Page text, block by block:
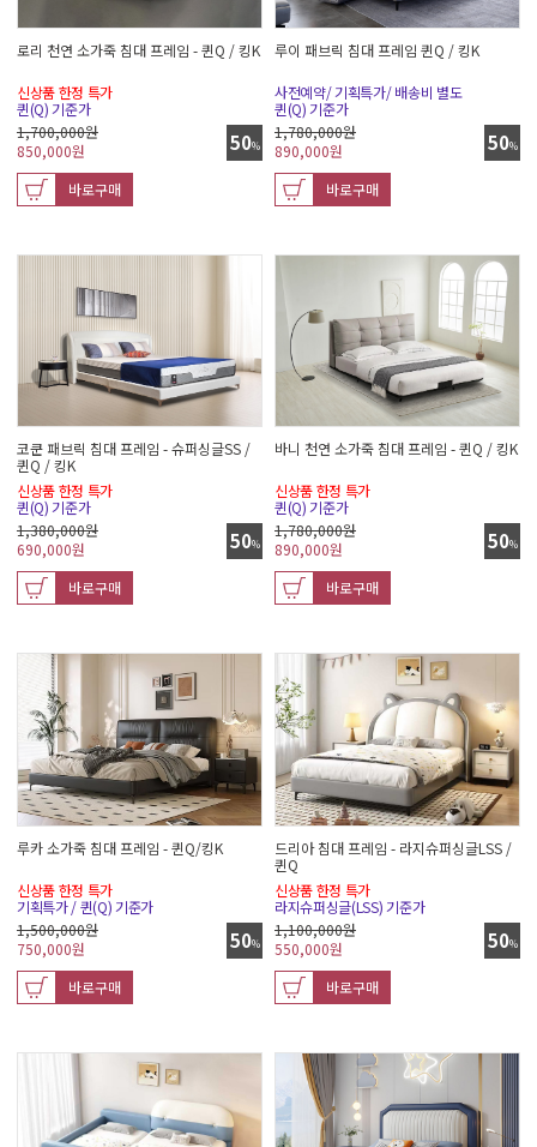
로리 천연 소가죽 침대 프레임 - 퀸Q / 킹K
신상품 한정 특가
퀸(Q) 기준가
50%
1,700,000원
850,000원
바로구매
루이 패브릭 침대 프레임 퀸Q / 킹K
사전예약/ 기획특가/ 배송비 별도
퀸(Q) 기준가
50%
1,780,000원
890,000원
바로구매
코쿤 패브릭 침대 프레임 - 슈퍼싱글SS /
퀸Q / 킹K
신상품 한정 특가
퀸(Q) 기준가
50%
1,380,000원
690,000원
바로구매
바니 천연 소가죽 침대 프레임 - 퀸Q / 킹K
신상품 한정 특가
퀸(Q) 기준가
50%
1,780,000원
890,000원
바로구매
루카 소가죽 침대 프레임 - 퀸Q/킹K
신상품 한정 특가
기획특가 / 퀸(Q) 기준가
50%
1,500,000원
750,000원
바로구매
드리아 침대 프레임 - 라지슈퍼싱글LSS /
퀸Q
신상품 한정 특가
라지슈퍼싱글(LSS) 기준가
50%
1,100,000원
550,000원
바로구매